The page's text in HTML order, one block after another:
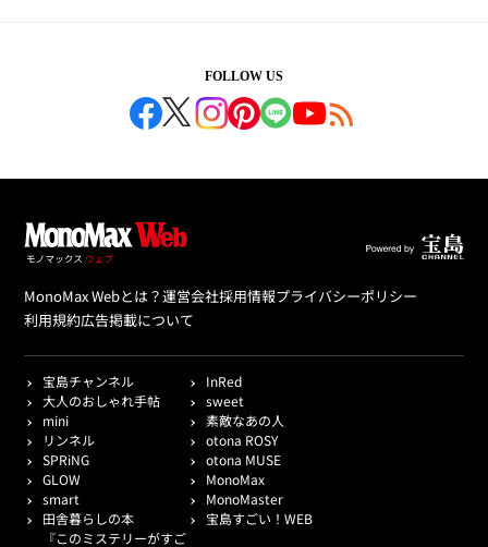
FOLLOW US
MonoMax Webとは？運営会社採用情報プライバシーポリシー
利用規約広告掲載について
宝島チャンネル
InRed
大人のおしゃれ手帖
sweet
mini
素敵なあの人
リンネル
otona ROSY
SPRiNG
otona MUSE
GLOW
MonoMax
smart
MonoMaster
田舎暮らしの本
宝島すごい！WEB
『このミステリーがすご